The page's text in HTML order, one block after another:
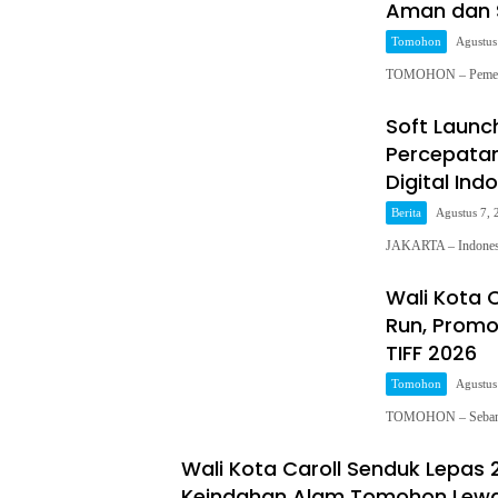
Aman dan
Tomohon
TOMOHON –
Soft
Digital
Berita Agustus 7,
JAKARTA –
Wali Kota
Run,
TIFF 2026
Tomohon
TOMOHON –
Wali Kota Caroll Senduk Lepas